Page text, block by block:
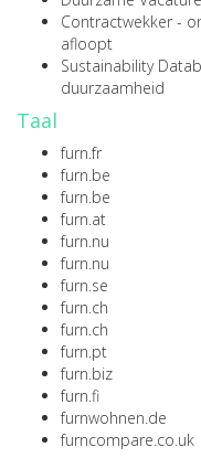
Contractwekker -
afloopt
Sustainability
duurzaamheid
Taal
furn.fr
furn.be
furn.be
furn.at
furn.nu
furn.nu
furn.se
furn.ch
furn.ch
furn.pt
furn.biz
furn.fi
furnwohnen.de
furncompare.co.uk